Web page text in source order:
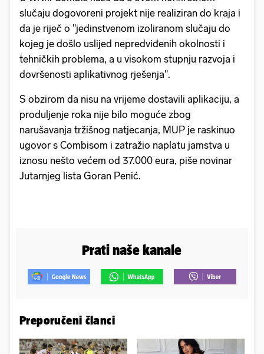
slučaju dogovoreni projekt nije realiziran do kraja i
da je riječ o "jedinstvenom izoliranom slučaju do
kojeg je došlo uslijed nepredviđenih okolnosti i
tehničkih problema, a u visokom stupnju razvoja i
dovršenosti aplikativnog rješenja".
S obzirom da nisu na vrijeme dostavili aplikaciju, a
produljenje roka nije bilo moguće zbog
narušavanja tržišnog natjecanja, MUP je raskinuo
ugovor s Combisom i zatražio naplatu jamstva u
iznosu nešto većem od 37.000 eura, piše novinar
Jutarnjeg lista Goran Penić.
Prati naše kanale
Preporučeni članci